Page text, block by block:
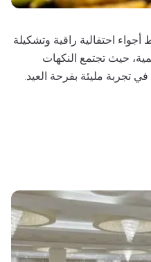
احتفالية راقية وتشكيلة
حيث تجتمع النكهات
تجربة مليئة بفرحة العيد.